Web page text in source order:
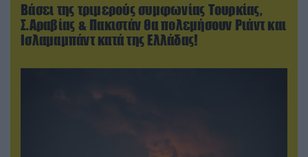
Βάσει της τριμερούς συμφωνίας Τουρκίας,
Σ.Αραβίας & Πακιστάν θα πολεμήσουν Ριάντ και
Ισλαμαμπάντ κατά της Ελλάδας!